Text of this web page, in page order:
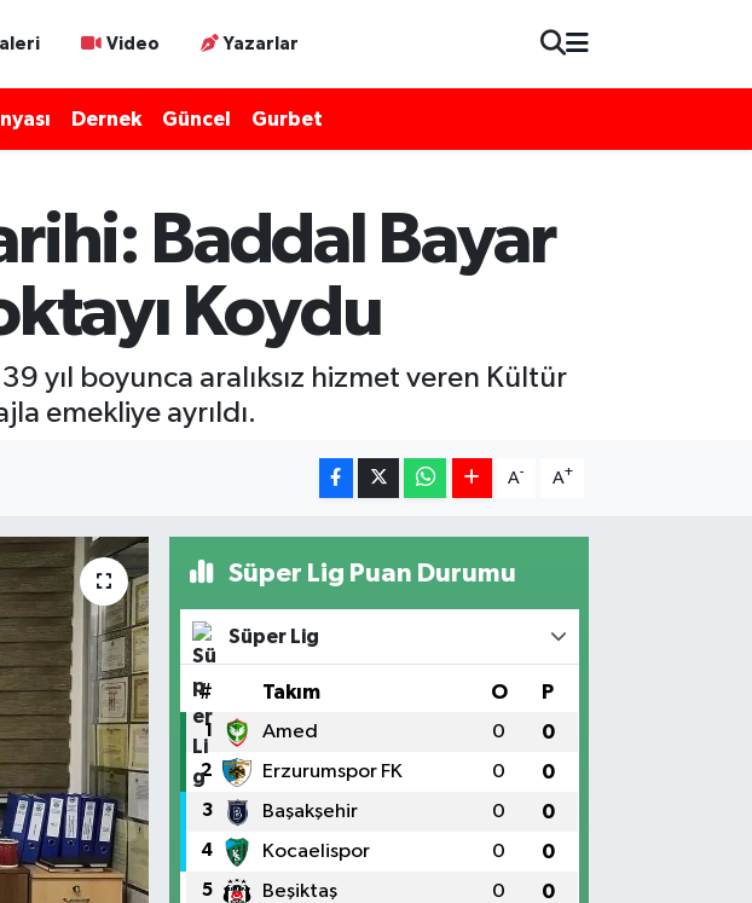
Video Yazarlar
Dernek Güncel Gurbet
Baddal Bayar
Koydu
yıl boyunca aralıksız hizmet veren Kültür
emekliye ayrıldı.
A- A+
Süper Lig Puan Durumu
Süper Lig
# Takım O P
1 Amed 0 0
2 Erzurumspor FK 0 0
3 Başakşehir 0 0
4 Kocaelispor 0 0
5 Beşiktaş 0 0